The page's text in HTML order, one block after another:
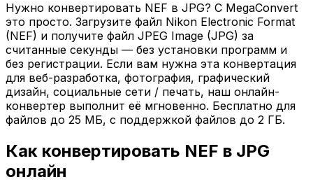
Нужно конвертировать NEF в JPG? С MegaConvert
это просто. Загрузите файл Nikon Electronic Format
(NEF) и получите файл JPEG Image (JPG) за
считанные секунды — без установки программ и
без регистрации. Если вам нужна эта конвертация
для веб-разработка, фотография, графический
дизайн, социальные сети / печать, наш онлайн-
конвертер выполнит её мгновенно. Бесплатно для
файлов до 25 МБ, с поддержкой файлов до 2 ГБ.
Как конвертировать NEF в JPG
онлайн